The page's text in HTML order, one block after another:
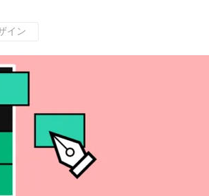
イン